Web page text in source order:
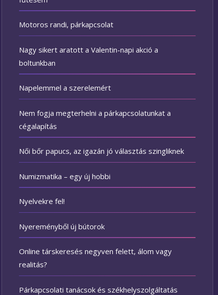
Motoros randi, párkapcsolat
Nagy sikert aratott a Valentin-napi akció a
boltunkban
Napelemmel a szerelemért
Nem fogja megterhelni a párkapcsolatunkat a
cégalapítás
Női bőr papucs, az igazán jó választás szingliknek
Numizmatika – egy új hobbi
Nyelvekre fel!
Nyereményből új bútorok
Online társkeresés negyven felett, álom vagy
realitás?
Párkapcsolati tanácsok és székhelyszolgáltatás